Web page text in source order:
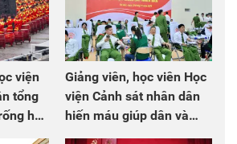
viện
tổng
hội
Đảng
Giảng viên, học viên Học
viện Cảnh sát nhân dân
hiến máu giúp dân và
đồng đội